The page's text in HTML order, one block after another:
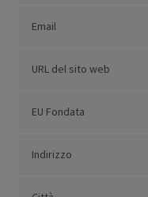
Email
URL del sito web
EU Fondata
Indirizzo